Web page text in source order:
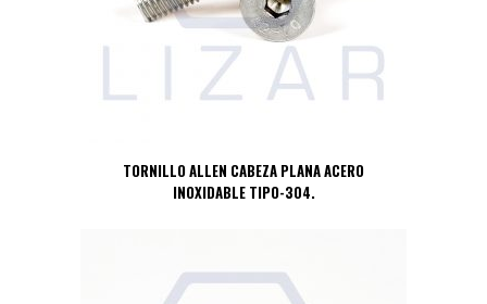
TORNILLO ALLEN CABEZA PLANA ACERO
INOXIDABLE TIPO-304.